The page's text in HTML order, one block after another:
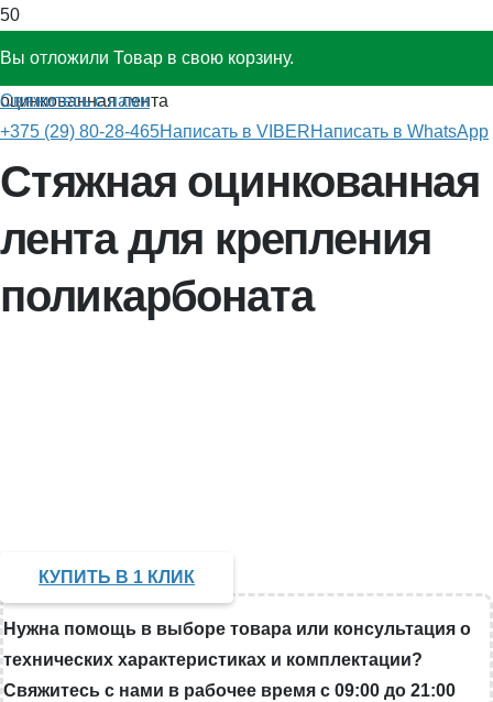
Вы отложили Товар в свою корзину.
Свяжитесь с нами
+375 (29) 80-28-465Написать в VIBERНаписать в WhatsApp
Главная»Комплектующие для теплиц и беседок
оцинкованная лента
Стяжная оцинкованная
лента для крепления
поликарбоната
КУПИТЬ В 1 КЛИК
Нужна помощь в выборе товара или консультация о
технических характеристиках и комплектации?
Свяжитесь с нами в рабочее время с 09:00 до 21:00